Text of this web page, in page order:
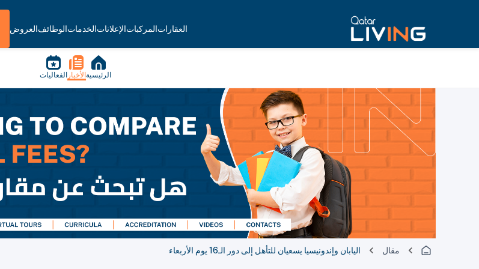
العقاراتالمركباتالإعلاناتالخدماتالوظائفالعروض
الرئيسية الأخبار الفعاليات
مقال اليابان وإندونيسيا يسعيان للتأهل إلى دور الـ16 يوم الأربعاء